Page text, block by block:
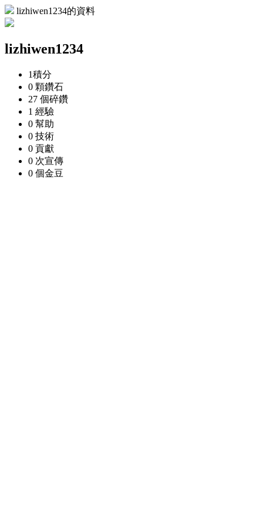
lizhiwen1234的資料
lizhiwen1234
1積分
0 顆鑽石
27 個碎鑽
1 經驗
0 幫助
0 技術
0 貢獻
0 次宣傳
0 個金豆